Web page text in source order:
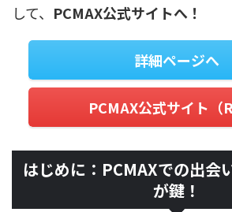
して、 PCMAX公式サイトへ！
詳細ページへ
PCMAX公式サイト（
はじめに：PCMAXでの出会
が鍵！